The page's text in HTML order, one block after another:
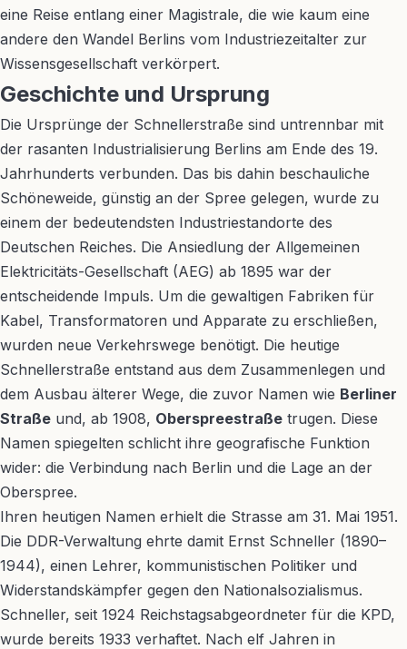
eine Reise entlang einer Magistrale, die wie kaum eine
andere den Wandel Berlins vom Industriezeitalter zur
Wissensgesellschaft verkörpert.
Geschichte und Ursprung
Die Ursprünge der Schnellerstraße sind untrennbar mit
der rasanten Industrialisierung Berlins am Ende des 19.
Jahrhunderts verbunden. Das bis dahin beschauliche
Schöneweide, günstig an der Spree gelegen, wurde zu
einem der bedeutendsten Industriestandorte des
Deutschen Reiches. Die Ansiedlung der Allgemeinen
Elektricitäts-Gesellschaft (AEG) ab 1895 war der
entscheidende Impuls. Um die gewaltigen Fabriken für
Kabel, Transformatoren und Apparate zu erschließen,
wurden neue Verkehrswege benötigt. Die heutige
Schnellerstraße entstand aus dem Zusammenlegen und
dem Ausbau älterer Wege, die zuvor Namen wie Berliner
Straße und, ab 1908, Oberspreestraße trugen. Diese
Namen spiegelten schlicht ihre geografische Funktion
wider: die Verbindung nach Berlin und die Lage an der
Oberspree.
Ihren heutigen Namen erhielt die Strasse am 31. Mai 1951.
Die DDR-Verwaltung ehrte damit Ernst Schneller (1890–
1944), einen Lehrer, kommunistischen Politiker und
Widerstandskämpfer gegen den Nationalsozialismus.
Schneller, seit 1924 Reichstagsabgeordneter für die KPD,
wurde bereits 1933 verhaftet. Nach elf Jahren in